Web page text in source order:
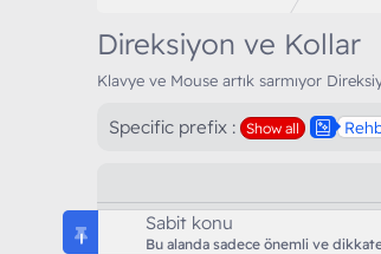
Direksiyon ve Kollar
Klavye ve Mouse artık sarmıyor
Specific prefix : Show all
Sabit konu
Bu alanda sadece önemli ve